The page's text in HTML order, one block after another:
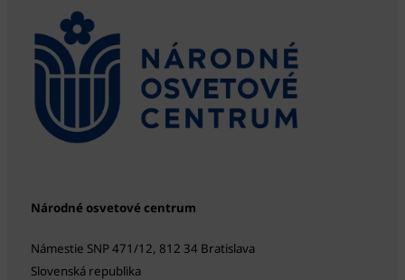
Národné osvetové centrum
Námestie SNP 471/12, 812 34 Bratislava
Slovenská republika